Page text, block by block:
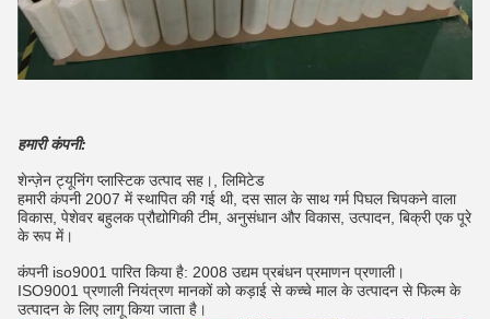
हमारी कंपनी:
शेन्ज़ेन ट्यूनिंग प्लास्टिक उत्पाद सह।, लिमिटेड
हमारी कंपनी 2007 में स्थापित की गई थी, दस साल के साथ गर्म पिघल चिपकने वाला
विकास, पेशेवर बहुलक प्रौद्योगिकी टीम, अनुसंधान और विकास, उत्पादन, बिक्री एक पूरे
के रूप में।
कंपनी iso9001 पारित किया है: 2008 उद्यम प्रबंधन प्रमाणन प्रणाली।
ISO9001 प्रणाली नियंत्रण मानकों को कड़ाई से कच्चे माल के उत्पादन से फिल्म के
उत्पादन के लिए लागू किया जाता है।